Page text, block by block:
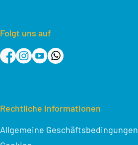
Folgt uns auf
Rechtliche Informationen
Allgemeine Geschäftsbedingungen